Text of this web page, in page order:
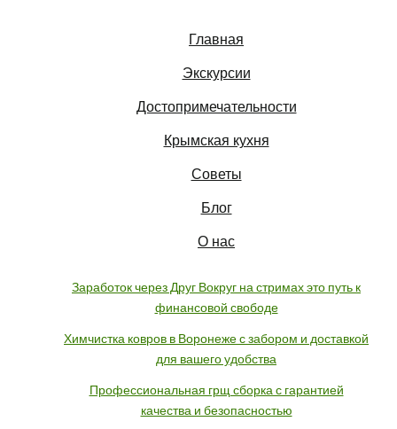
Главная
Экскурсии
Достопримечательности
Крымская кухня
Советы
Блог
О нас
Заработок через Друг Вокруг на стримах это путь к
финансовой свободе
Химчистка ковров в Воронеже с забором и доставкой
для вашего удобства
Профессиональная грщ сборка с гарантией
качества и безопасностью